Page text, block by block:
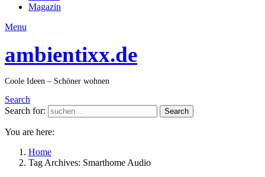
Magazin
Menu
ambientixx.de
Coole Ideen – Schöner wohnen
Search
Search for:
Search
You are here:
Home
Tag Archives: Smarthome Audio